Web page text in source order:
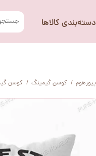
دسته‌بندی کالاها
پیورهوم کوسن گیمینگ کوسن